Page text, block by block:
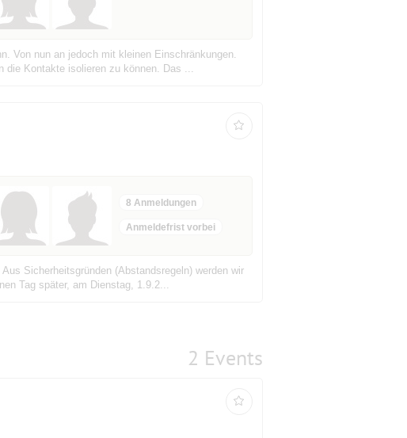
Von nun an jedoch mit kleinen Einschränkungen.
Kontakte isolieren zu können. Das ...
8 Anmeldungen
Anmeldefrist vorbei
Sicherheitsgründen (Abstandsregeln) werden wir
Tag später, am Dienstag, 1.9.2...
2 Events